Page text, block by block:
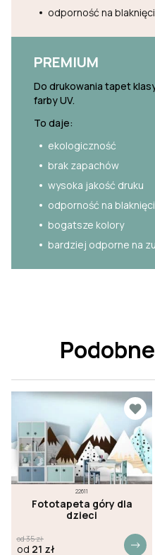
odporność na
PREMIUM
Do drukowania tapet
farby UV.
To daje:
ekologiczność
brak zapachów
wysoka jakość druku
odporność na
bogatsze kolory
bardziej odporne na
22611
Fototapeta góry dla
dzieci
od35zł
od 21 zł